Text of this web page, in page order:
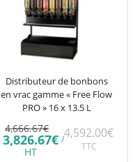
Distributeur de bonbons
en vrac gamme « Free Flow
PRO » 16 x 13.5 L
4,666.67€ Le
prix
initial
3,826.67€Le
HT
/4,592.00€
TTC